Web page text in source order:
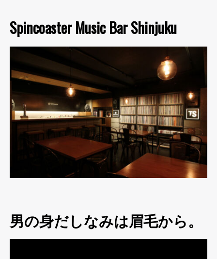
Spincoaster Music Bar Shinjuku
男の身だしなみは眉毛から。